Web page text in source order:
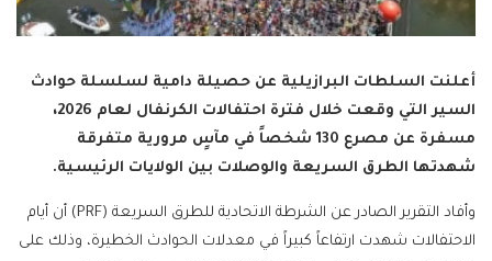
أعلنت السلطات البرازيلية عن حصيلة دامية لسلسلة حوادث
السير التي وقعت خلال فترة احتفالات الكرنفال لعام 2026،
مسفرة عن مصرع 130 شخصاً في مآسٍ مرورية متفرقة
شهدتها الطرق السريعة والوصلات بين الولايات الرئيسية.
وأفاد التقرير الصادر عن الشرطة الاتحادية للطرق السريعة (PRF) أن أيام
الاحتفالات شهدت ارتفاعاً كبيراً في معدلات الحوادث الخطيرة، وذلك على